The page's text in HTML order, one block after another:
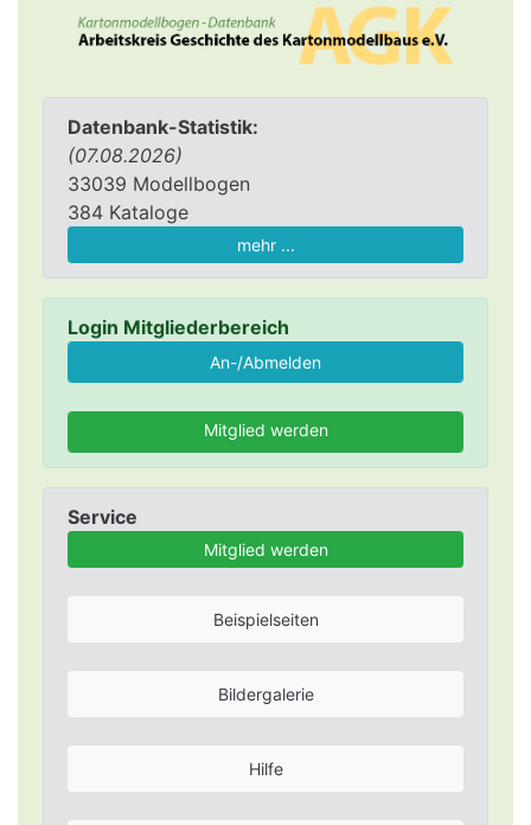
Datenbank-Statistik:
(07.08.2026)
33039 Modellbogen
384 Kataloge
mehr ...
Login Mitgliederbereich
Mitglied werden
Service
Mitglied werden
Beispielseiten
Bildergalerie
Hilfe